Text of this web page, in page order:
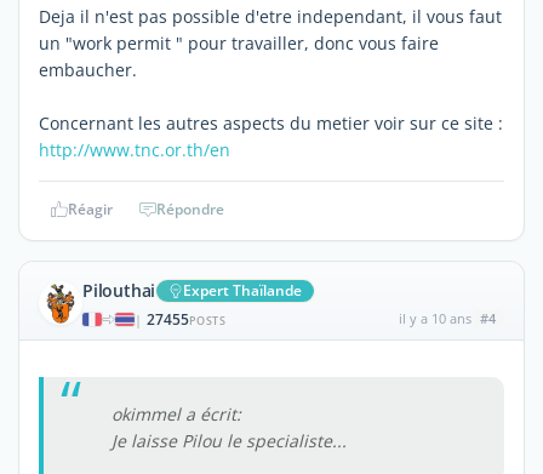
Deja il n'est pas possible d'etre independant, il vous faut
un "work permit " pour travailler, donc vous faire
embaucher.
Concernant les autres aspects du metier voir sur ce site :
http://www.tnc.or.th/en
Réagir Répondre
Pilouthai Expert Thaïlande
| 27455POSTS il y a 10 ans #4
okimmel a écrit:
Je laisse Pilou le specialiste...